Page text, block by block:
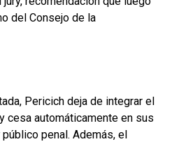
del Consejo de la
Pericich deja de integrar el
cesa automáticamente en sus
penal. Además, el